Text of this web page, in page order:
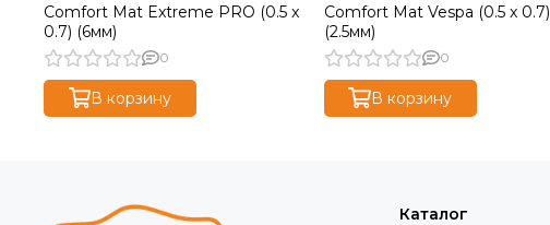
Comfort Mat Extreme PRO (0.5 x
0.7) (6мм)
0
В корзину
Comfort Mat Vespa (0.5 x 0.7)
(2.5мм)
0
В корзину
Каталог